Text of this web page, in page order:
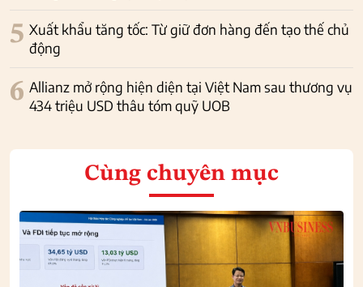
5 Xuất khẩu tăng tốc: Từ giữ đơn hàng đến tạo thế chủ
động
6 Allianz mở rộng hiện diện tại Việt Nam sau thương vụ
434 triệu USD thâu tóm quỹ UOB
Cùng chuyên mục